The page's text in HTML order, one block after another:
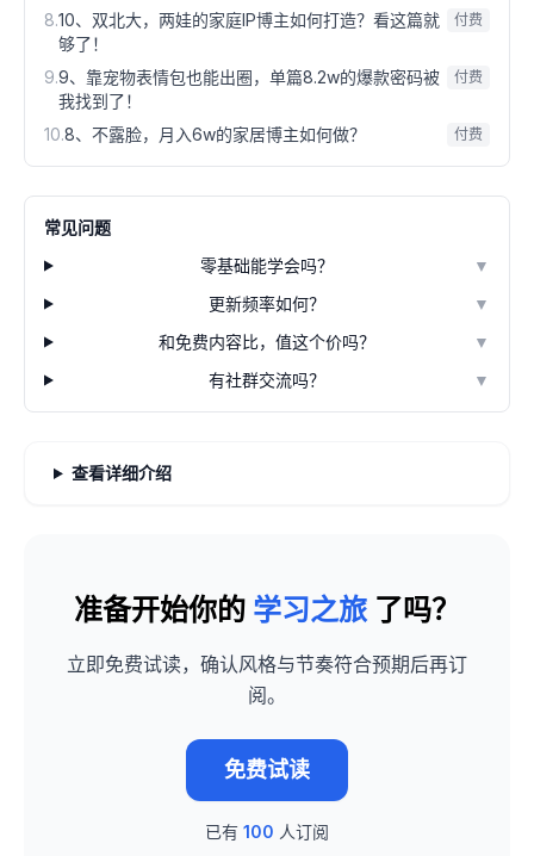
8.10、双北大，两娃的家庭IP博主如何打造？看这篇就
够了！
付费
9.9、靠宠物表情包也能出圈，单篇8.2w的爆款密码被
我找到了！
付费
10.8、不露脸，月入6w的家居博主如何做？ 付费
常见问题
零基础能学会吗？
▼
更新频率如何？
▼
和免费内容比，值这个价吗？
▼
有社群交流吗？
▼
查看详细介绍
准备开始你的 学习之旅 了吗？
立即免费试读，确认风格与节奏符合预期后再订
阅。
免费试读
已有 100 人订阅